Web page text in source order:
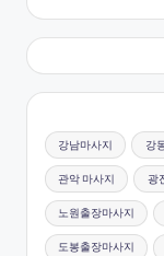
강남마사지 강
관악 마사지 광
노원출장마사지
도봉출장마사지